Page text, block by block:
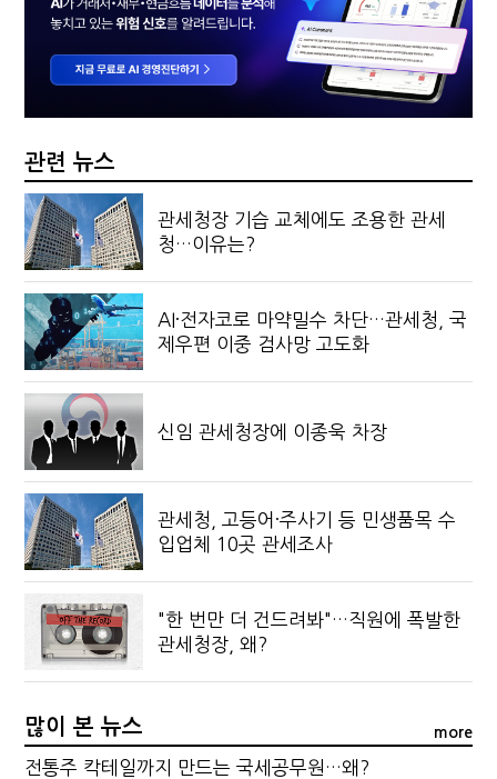
관련 뉴스
관세청장 기습 교체에도 조용한 관세
청…이유는?
AI·전자코로 마약밀수 차단…관세청, 국
제우편 이중 검사망 고도화
신임 관세청장에 이종욱 차장
관세청, 고등어·주사기 등 민생품목 수
입업체 10곳 관세조사
"한 번만 더 건드려봐"…직원에 폭발한
관세청장, 왜?
많이 본 뉴스 more
전통주 칵테일까지 만드는 국세공무원…왜?